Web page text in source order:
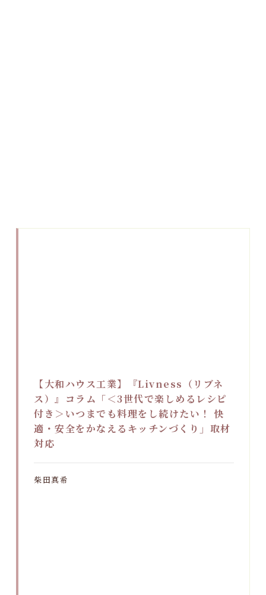
【大和ハウス工業】『Livness（リブネ
ス）』コラム「＜3世代で楽しめるレシピ
付き＞いつまでも料理をし続けたい！ 快
適・安全をかなえるキッチンづくり」取材
対応
柴田真希